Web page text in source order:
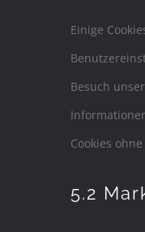
Einige
Besuch
Cookies
5.2